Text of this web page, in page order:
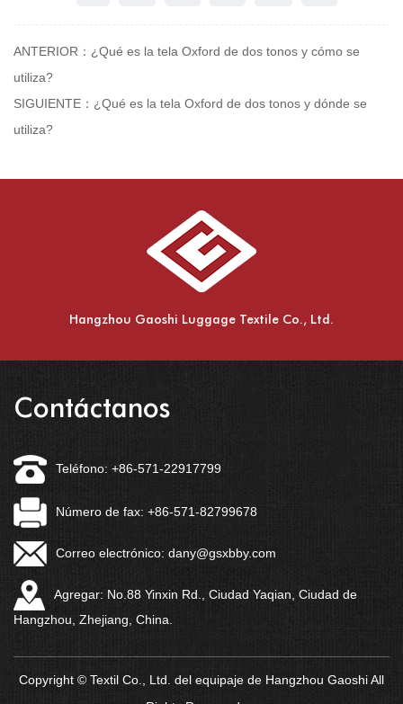
ANTERIOR：¿Qué es la tela Oxford de dos tonos y cómo se
utiliza?
SIGUIENTE：¿Qué es la tela Oxford de dos tonos y dónde se
utiliza?
Hangzhou Gaoshi Luggage Textile Co., Ltd.
Contáctanos
Teléfono: +86-571-22917799
Número de fax: +86-571-82799678
Correo electrónico: dany@gsxbby.com
Agregar: No.88 Yinxin Rd., Ciudad Yaqian, Ciudad de
Hangzhou, Zhejiang, China.
Copyright © Textil Co., Ltd. del equipaje de Hangzhou Gaoshi All